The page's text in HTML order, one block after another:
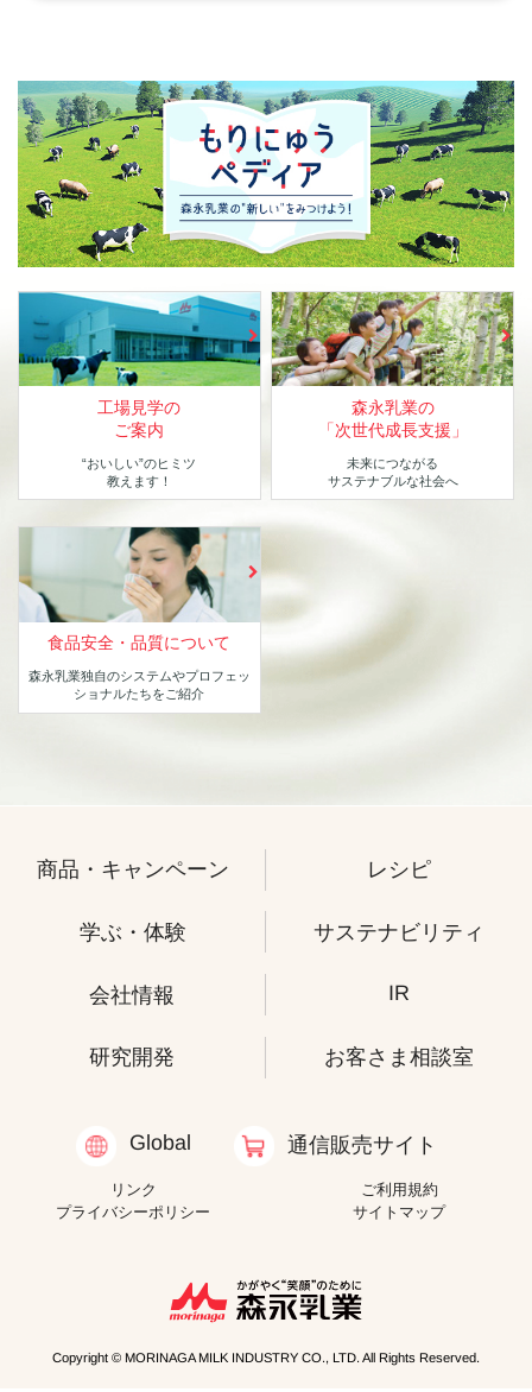
工場見学の
ご案内
“おいしい”のヒミツ
教えます！
森永乳業の
「次世代成長支援」
未来につながる
サステナブルな社会へ
食品安全・品質について
森永乳業独自のシステムやプロフェッ
ショナルたちをご紹介
商品・キャンペーン レシピ
学ぶ・体験 サステナビリティ
会社情報 IR
研究開発 お客さま相談室
Global 通信販売サイト
リンク
ご利用規約
プライバシーポリシー
サイトマップ
Copyright © MORINAGA MILK INDUSTRY CO., LTD. All Rights Reserved.